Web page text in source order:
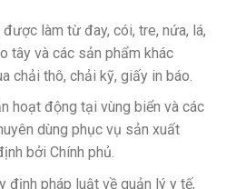
làm từ đay, cói, tre, nứa, lá,
tây và các sản phẩm khác
chải thô, chải kỹ, giấy in báo.
hoạt động tại vùng biển và các
dùng phục vụ sản xuất
bởi Chính phủ.
định pháp luật về quản lý y tế,